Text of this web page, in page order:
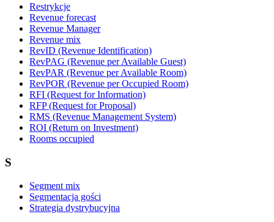
Restrykcje
Revenue forecast
Revenue Manager
Revenue mix
RevID (Revenue Identification)
RevPAG (Revenue per Available Guest)
RevPAR (Revenue per Available Room)
RevPOR (Revenue per Occupied Room)
RFI (Request for Information)
RFP (Request for Proposal)
RMS (Revenue Management System)
ROI (Return on Investment)
Rooms occupied
S
Segment mix
Segmentacja gości
Strategia dystrybucyjna